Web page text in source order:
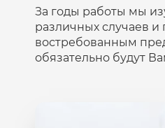
За годы работы мы
различных случаев
востребованным
обязательно будут